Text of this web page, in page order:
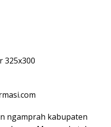
ngamprah kabupaten